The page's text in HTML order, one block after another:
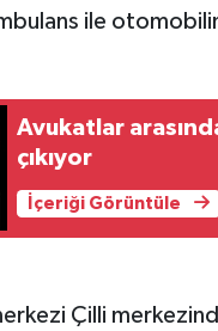
ile otomobilin
Avukatlar
çıkıyor
İçeriği Görüntüle
Çilli